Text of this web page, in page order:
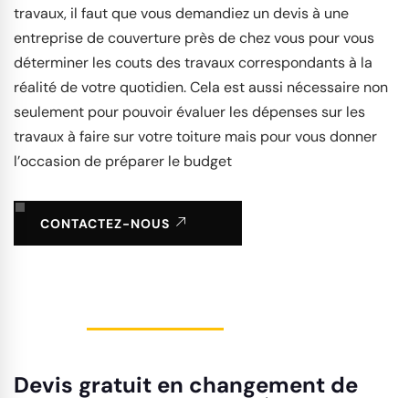
travaux, il faut que vous demandiez un devis à une
entreprise de couverture près de chez vous pour vous
déterminer les couts des travaux correspondants à la
réalité de votre quotidien. Cela est aussi nécessaire non
seulement pour pouvoir évaluer les dépenses sur les
travaux à faire sur votre toiture mais pour vous donner
l’occasion de préparer le budget
CONTACTEZ-NOUS
Devis gratuit en changement de